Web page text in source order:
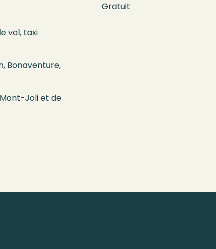
vol, taxi
Bonaventure,
Joli et de
Gratuit